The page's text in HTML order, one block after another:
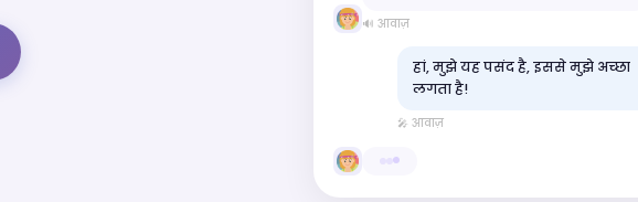
🔊 आवाज़
हां, मुझे यह पसंद है, इससे मुझे अच्छा
लगता है!
🎤 आवाज़